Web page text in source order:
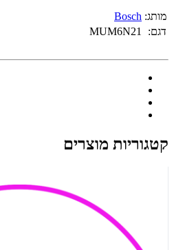
מותג: Bosch
דגם:
MUM6N21
קטגוריות מוצרים